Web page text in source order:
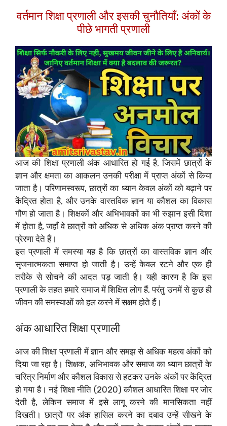
वर्तमान शिक्षा प्रणाली और इसकी चुनौतियाँ: अंकों के
पीछे भागती प्रणाली
आज की शिक्षा प्रणाली अंक आधारित हो गई है, जिसमें छात्रों के
ज्ञान और क्षमता का आकलन उनकी परीक्षा में प्राप्त अंकों से किया
जाता है। परिणामस्वरूप, छात्रों का ध्यान केवल अंकों को बढ़ाने पर
केंद्रित होता है, और उनके वास्तविक ज्ञान या कौशल का विकास
गौण हो जाता है। शिक्षकों और अभिभावकों का भी रुझान इसी दिशा
में होता है, जहाँ वे छात्रों को अधिक से अधिक अंक प्राप्त करने की
प्रेरणा देते हैं।
इस प्रणाली में समस्या यह है कि छात्रों का वास्तविक ज्ञान और
सृजनात्मकता समाप्त हो जाती है। उन्हें केवल रटने और एक ही
तरीके से सोचने की आदत पड़ जाती है। यही कारण है कि इस
प्रणाली के तहत हमारे समाज में शिक्षित लोग हैं, परंतु उनमें से कुछ ही
जीवन की समस्याओं को हल करने में सक्षम होते हैं।
अंक आधारित शिक्षा प्रणाली
आज की शिक्षा प्रणाली में ज्ञान और समझ से अधिक महत्व अंकों को
दिया जा रहा है। शिक्षक, अभिभावक और समाज का ध्यान छात्रों के
चरित्र निर्माण और कौशल विकास से हटकर उनके अंकों पर केंद्रित
हो गया है। नई शिक्षा नीति (2020) कौशल आधारित शिक्षा पर जोर
देती है, लेकिन समाज में इसे लागू करने की मानसिकता नहीं
दिखती। छात्रों पर अंक हासिल करने का दबाव उन्हें सीखने के